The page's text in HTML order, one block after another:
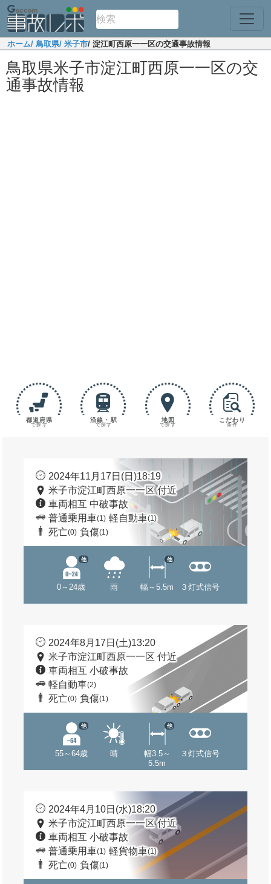
ホーム/ 鳥取県/ 米子市/ 淀江町西原一一区の交通事故情報
鳥取県米子市淀江町西原一一区の交
通事故情報
都道府県
で探す
沿線・駅
で探す
地図
で探す
こだわり
条件
2024年11月17日(日)18:19
米子市淀江町西原一一区 付近
車両相互 中破事故
普通乗用車(1) 軽自動車(1)
死亡(0) 負傷(1)
0～24歳
他
雨 幅～5.5m
他
３灯式信号
2024年8月17日(土)13:20
米子市淀江町西原一一区 付近
車両相互 小破事故
軽自動車(2)
死亡(0) 負傷(1)
55～64歳
他
晴
幅3.5～
5.5m
他
３灯式信号
2024年4月10日(水)18:20
米子市淀江町西原一一区 付近
車両相互 小破事故
普通乗用車(1) 軽貨物車(1)
死亡(0) 負傷(1)